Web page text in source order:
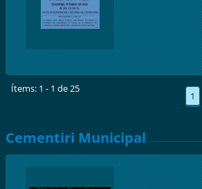
Ítems: 1 - 1 de 25
1
Cementiri Municipal